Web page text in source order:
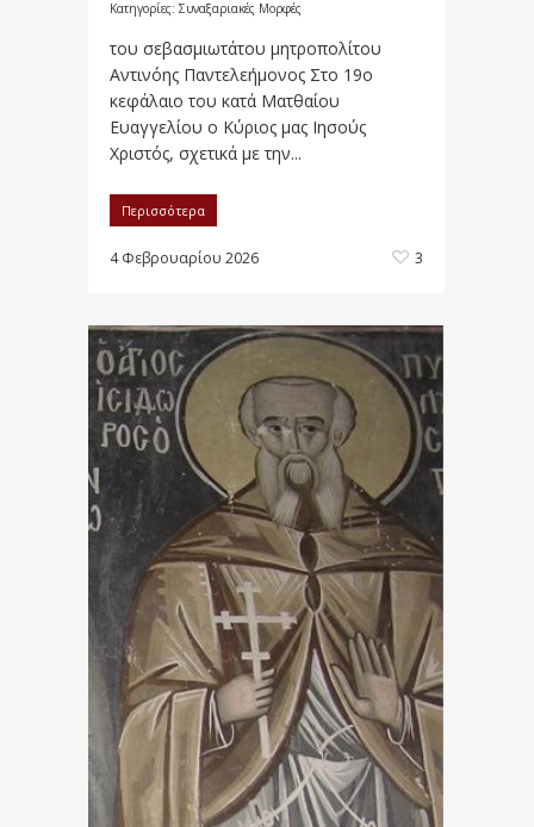
Κατηγορίες: Συναξαριακές Μορφές
του σεβασμιωτάτου μητροπολίτου
Αντινόης Παντελεήμονος Στο 19ο
κεφάλαιο του κατά Ματθαίου
Ευαγγελίου ο Κύριος μας Ιησούς
Χριστός, σχετικά με την...
Περισσότερα
4 Φεβρουαρίου 2026 3